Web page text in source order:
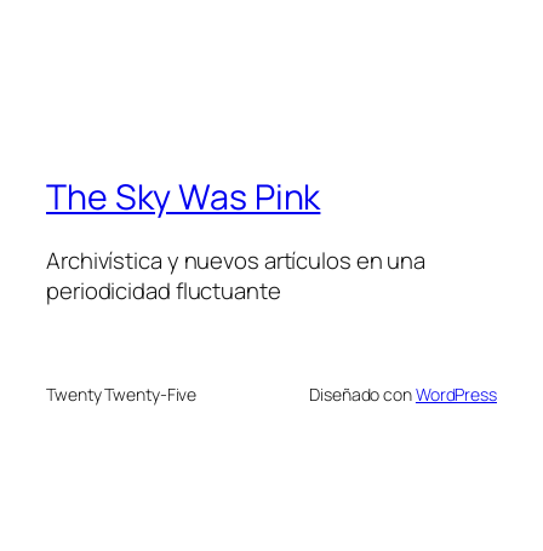
The Sky Was Pink
Archivística y nuevos artículos en una
periodicidad fluctuante
Twenty Twenty-Five Diseñado conWordPress